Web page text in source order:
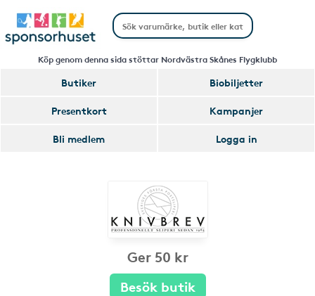
Köp genom denna sida stöttar Nordvästra Skånes Flygklubb
Butiker
Biobiljetter
Presentkort
Kampanjer
Bli medlem
Logga in
Ger 50 kr
Besök butik